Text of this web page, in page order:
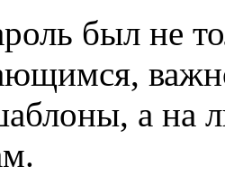
был не
а на